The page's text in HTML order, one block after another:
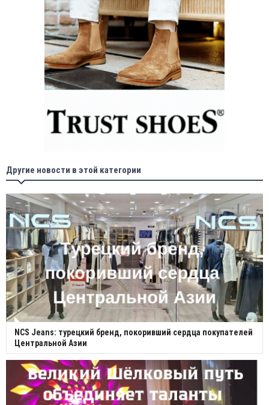
Другие новости в этой категории
NCS Jeans: турецкий бренд, покоривший сердца покупателей
Центральной Азии